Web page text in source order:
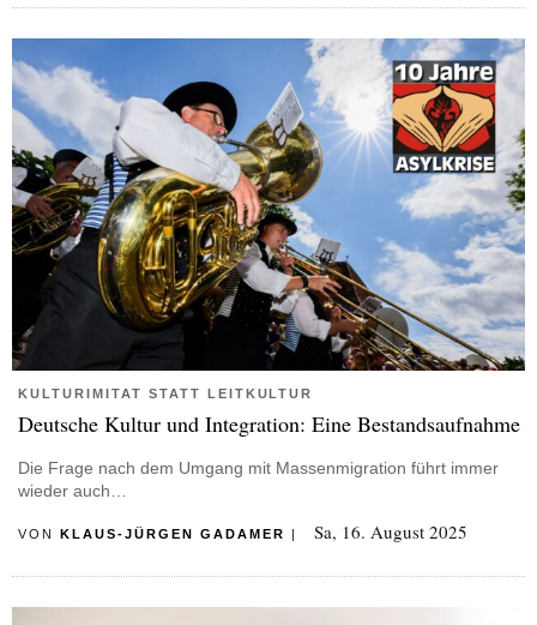
KULTURIMITAT STATT LEITKULTUR
Deutsche Kultur und Integration: Eine Bestandsaufnahme
Die Frage nach dem Umgang mit Massenmigration führt immer
wieder auch…
VON KLAUS-JÜRGEN GADAMER | Sa, 16. August 2025